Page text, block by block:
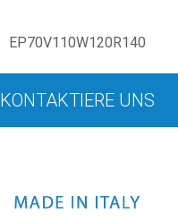
EP70V110W120R140
KONTAKTIERE UNS